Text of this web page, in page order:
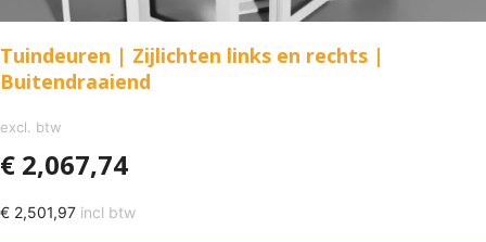
Tuindeuren | Zijlichten links en rechts |
Buitendraaiend
excl. btw
€ 2,067,74
€ 2,501,97 incl btw